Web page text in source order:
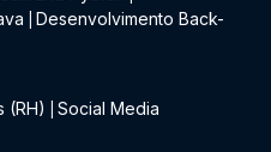
Desenvolvimento Back-
(RH)
Social Media